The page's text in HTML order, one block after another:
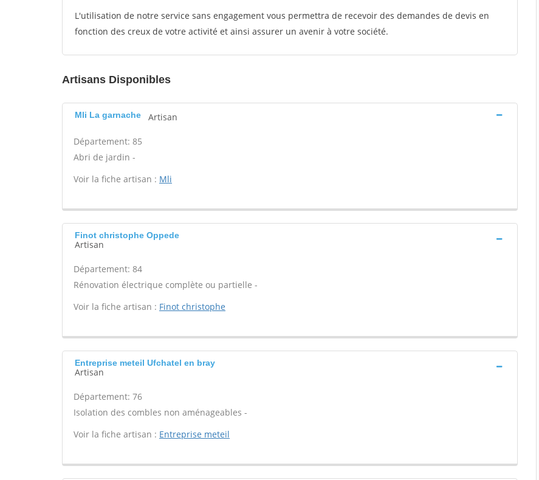
L'utilisation de notre service sans engagement vous permettra de recevoir des demandes de devis en
fonction des creux de votre activité et ainsi assurer un avenir à votre société.
Artisans Disponibles
Mli La garnache Artisan
Département: 85
Abri de jardin -
Voir la fiche artisan : Mli
Finot christophe Oppede
Artisan
Département: 84
Rénovation électrique complète ou partielle -
Voir la fiche artisan : Finot christophe
Entreprise meteil Ufchatel en bray
Artisan
Département: 76
Isolation des combles non aménageables -
Voir la fiche artisan : Entreprise meteil